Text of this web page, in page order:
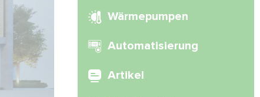
Wärmepumpen
Automatisierung
Artikel